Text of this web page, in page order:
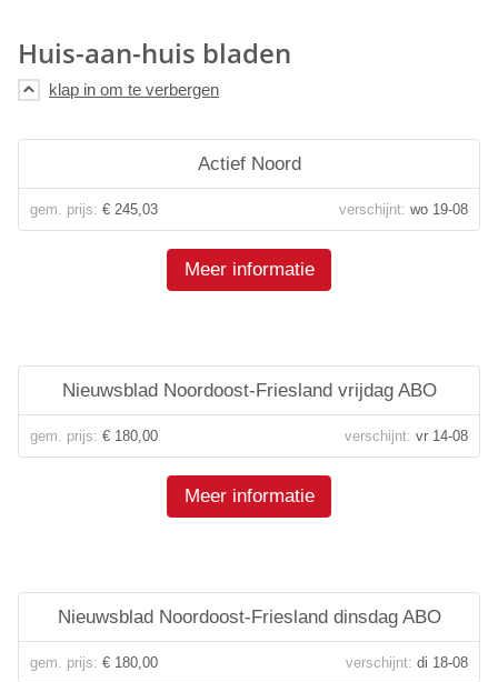
Huis-aan-huis bladen
Actief Noord
gem. prijs: € 245,03 verschijnt: wo 19-08
Meer informatie
Nieuwsblad Noordoost-Friesland vrijdag ABO
gem. prijs: € 180,00 verschijnt: vr 14-08
Meer informatie
Nieuwsblad Noordoost-Friesland dinsdag ABO
gem. prijs: € 180,00 verschijnt: di 18-08